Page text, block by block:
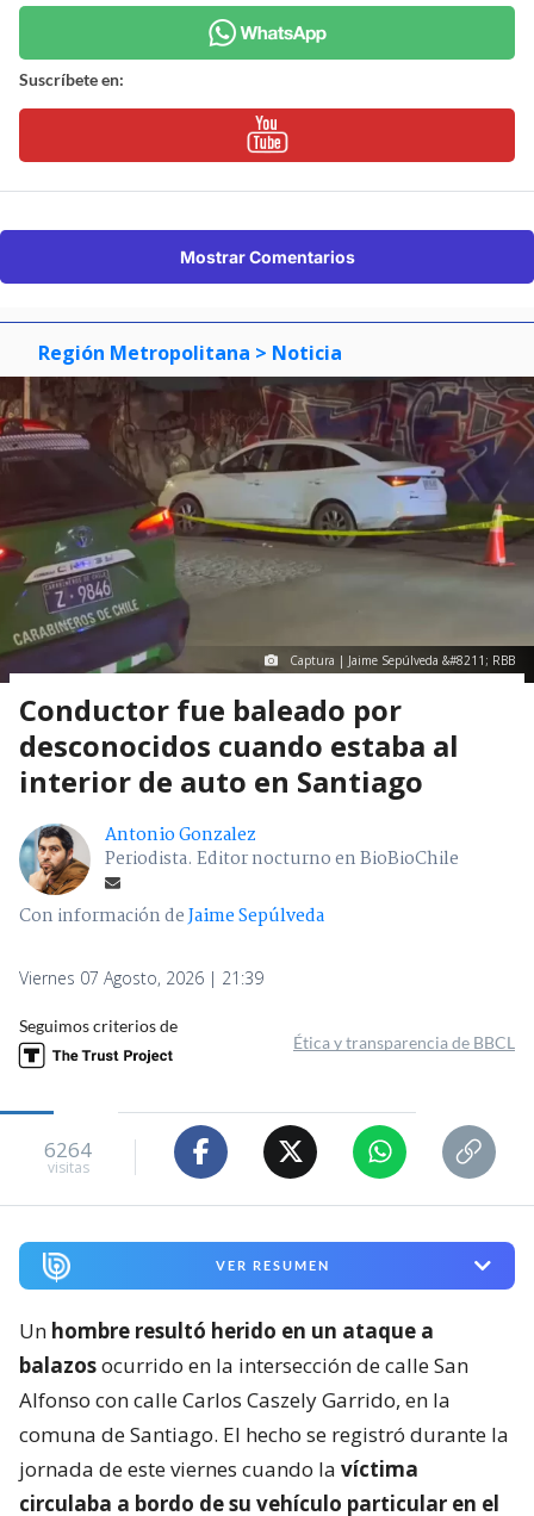
Suscríbete en:
Mostrar Comentarios
Región Metropolitana > Noticia
Captura | Jaime Sepúlveda &#8211; RBB
Conductor fue baleado por
desconocidos cuando estaba al
interior de auto en Santiago
Antonio Gonzalez
Periodista. Editor nocturno en BioBioChile
Con información deJaime Sepúlveda
Viernes 07 Agosto, 2026 | 21:39
Seguimos criterios de
Ética y transparencia de BBCL
6264
visitas
VER RESUMEN
Un hombre resultó herido en un ataque a
balazosocurrido en la intersección de calle San
Alfonso con calle Carlos Caszely Garrido, en la
comuna de Santiago. El hecho se registró durante la
jornada de este viernes cuando la víctima
circulaba a bordo de su vehículo particular en el